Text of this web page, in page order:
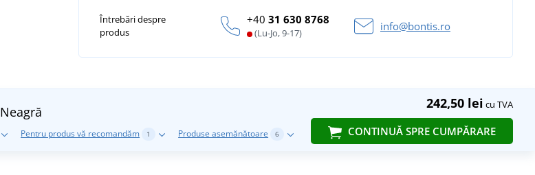
Întrebări despre
produs
+40 31 630 8768
(Lu-Jo, 9-17)
info@bontis.ro
242,50 lei cu TVA
CONTINUĂ SPRE CUMPĂRARE
Neagră
Pentru produs vă recomandăm 1 Produse asemănătoare 6